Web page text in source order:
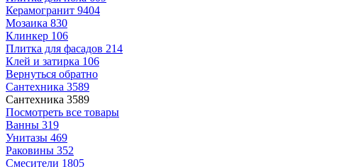
Керамогранит 9404
Мозаика 830
Клинкер 106
Плитка для фасадов 214
Клей и затирка 106
Вернуться обратно
Сантехника 3589
Сантехника 3589
Посмотреть все товары
Ванны 319
Унитазы 469
Раковины 352
Смесители 1805